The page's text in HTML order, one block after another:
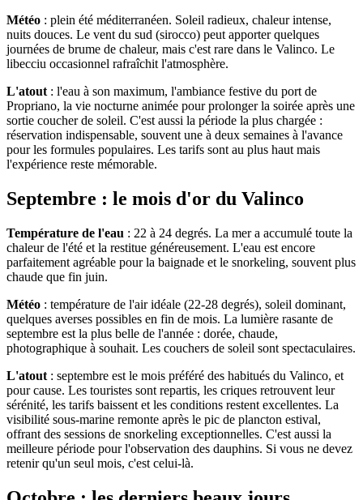
Météo : plein été méditerranéen. Soleil radieux, chaleur intense,
nuits douces. Le vent du sud (sirocco) peut apporter quelques
journées de brume de chaleur, mais c'est rare dans le Valinco. Le
libecciu occasionnel rafraîchit l'atmosphère.
L'atout : l'eau à son maximum, l'ambiance festive du port de
Propriano, la vie nocturne animée pour prolonger la soirée après une
sortie coucher de soleil. C'est aussi la période la plus chargée :
réservation indispensable, souvent une à deux semaines à l'avance
pour les formules populaires. Les tarifs sont au plus haut mais
l'expérience reste mémorable.
Septembre : le mois d'or du Valinco
Température de l'eau : 22 à 24 degrés. La mer a accumulé toute la
chaleur de l'été et la restitue généreusement. L'eau est encore
parfaitement agréable pour la baignade et le snorkeling, souvent plus
chaude que fin juin.
Météo : température de l'air idéale (22-28 degrés), soleil dominant,
quelques averses possibles en fin de mois. La lumière rasante de
septembre est la plus belle de l'année : dorée, chaude,
photographique à souhait. Les couchers de soleil sont spectaculaires.
L'atout : septembre est le mois préféré des habitués du Valinco, et
pour cause. Les touristes sont repartis, les criques retrouvent leur
sérénité, les tarifs baissent et les conditions restent excellentes. La
visibilité sous-marine remonte après le pic de plancton estival,
offrant des sessions de snorkeling exceptionnelles. C'est aussi la
meilleure période pour l'observation des dauphins. Si vous ne devez
retenir qu'un seul mois, c'est celui-là.